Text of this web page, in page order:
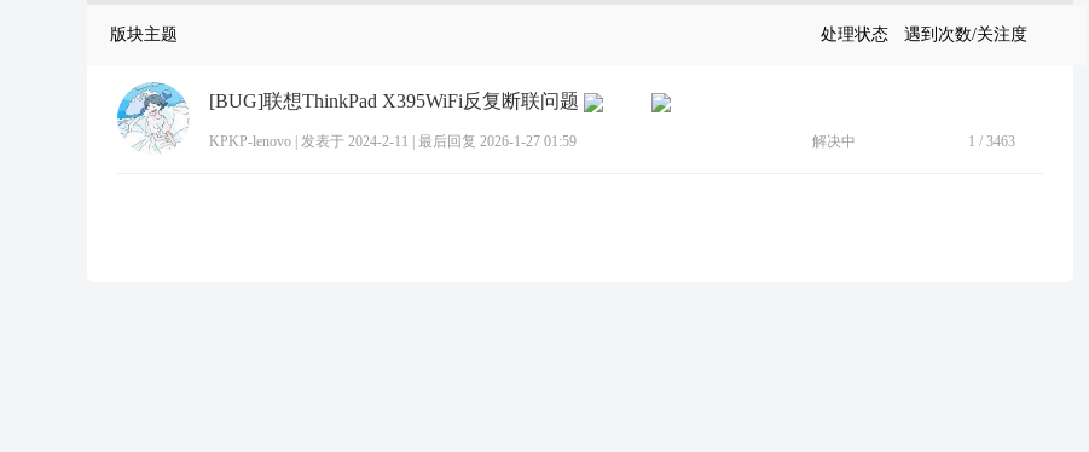
版块主题 处理状态 遇到次数/关注度
[BUG]联想ThinkPad X395WiFi反复断联问题
KPKP-lenovo 发表于 2024-2-11 最后回复 2026-1-27 01:59 解决中 1 / 3463